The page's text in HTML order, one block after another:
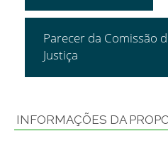
Parecer da Comissão
Justiça
INFORMAÇÕES DA